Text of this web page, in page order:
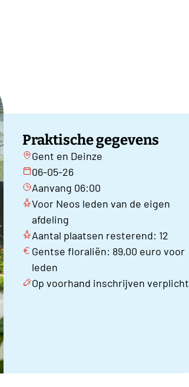
Praktische gegevens
Gent en Deinze
06-05-26
Aanvang 06:00
Voor Neos leden van de eigen
afdeling
Aantal plaatsen resterend: 12
Gentse floraliën: 89,00 euro voor
leden
Op voorhand inschrijven verplicht